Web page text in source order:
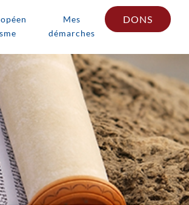
Mes
démarches
DONS